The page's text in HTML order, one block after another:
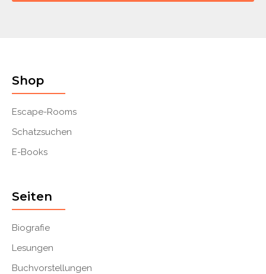
Shop
Escape-Rooms
Schatzsuchen
E-Books
Seiten
Biografie
Lesungen
Buchvorstellungen